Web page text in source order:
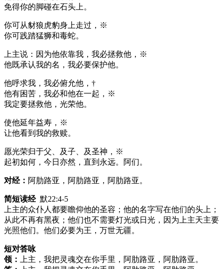
免得你的脚碰在石头上。
你可从豺狼虎豹身上走过，※
你可践踏猛狮和毒蛇。
上主说：因为他依靠我，我必拯救他，※
他既承认我的名，我必要保护他。
他呼求我，我必俯允他，†
他有困苦，我必和他在一起，※
我定要拯救他，光荣他。
使他延年益寿，※
让他看到我的救赎。
愿光荣归于父、及子、及圣神，※
起初如何，今日亦然，直到永远。阿们。
对经： 阿肋路亚，阿肋路亚，阿肋路亚。
简短读经默22:4-5
上主的众仆人都要瞻仰他的圣容；他的名字写在他们的头上；
从此不再有黑夜；他们也不需要灯光或日光，因为上主天主要
光照他们。他们必要为王，万世无疆。
短对答咏
领：
上主，我把灵魂交在你手里，阿肋路亚，阿肋路亚。